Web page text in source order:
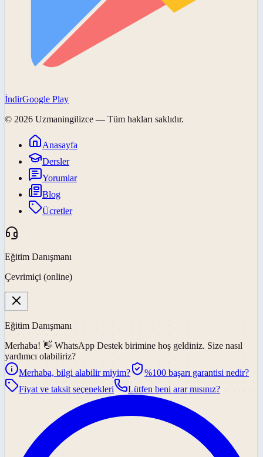
İndirGoogle Play
© 2026 Uzmaningilizce — Tüm hakları saklıdır.
Anasayfa
Dersler
Yorumlar
Blog
Ücretler
Eğitim Danışmanı
Çevrimiçi (online)
Eğitim Danışmanı
Merhaba! 👋 WhatsApp Destek birimine hoş geldiniz. Size nasıl
yardımcı olabiliriz?
Merhaba, bilgi alabilir miyim?
%100 başarı garantisi nedir?
Fiyat ve taksit seçenekleri
Lütfen beni arar mısınız?